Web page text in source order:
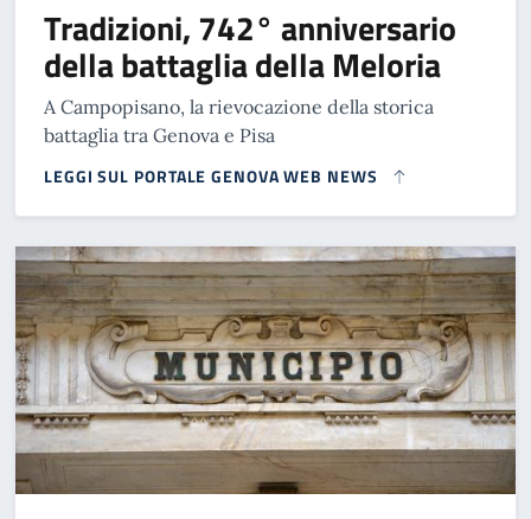
Tradizioni, 742° anniversario
della battaglia della Meloria
A Campopisano, la rievocazione della storica
battaglia tra Genova e Pisa
LEGGI SUL PORTALE GENOVA WEB NEWS